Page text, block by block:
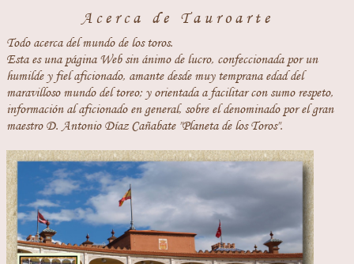
Acerca de Tauroarte
Todo acerca del mundo de los toros.
Esta es una página Web sin ánimo de lucro, confeccionada por un
humilde y fiel aficionado, amante desde muy temprana edad del
maravilloso mundo del toreo; y orientada a facilitar con sumo respeto,
información al aficionado en general, sobre el denominado por el gran
maestro D. Antonio Díaz Cañabate "Planeta de los Toros".